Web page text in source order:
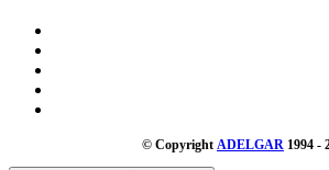
© Copyright ADELGAR 1994 -